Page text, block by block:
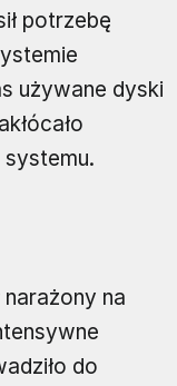
potrzebę
używane dyski
na
do